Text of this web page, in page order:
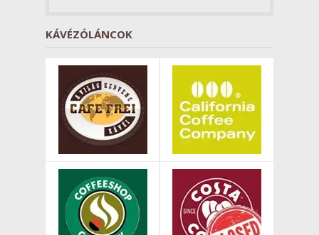
KÁVÉZÓLÁNCOK